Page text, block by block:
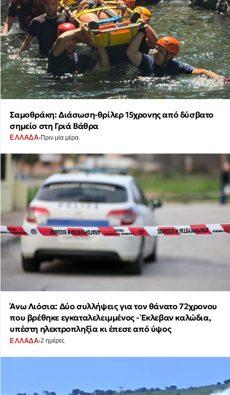
Σαμοθράκη: Διάσωση-θρίλερ 15χρονης από δύσβατο
σημείο στη Γριά Βάθρα
ΕΛΛΑΔΑ·Πριν μία μέρα.
Άνω Λιόσια: Δύο συλλήψεις για τον θάνατο 72χρονου
που βρέθηκε εγκαταλελειμμένος - Έκλεβαν καλώδια,
υπέστη ηλεκτροπληξία κι έπεσε από ύψος
ΕΛΛΑΔΑ·2 ημέρες